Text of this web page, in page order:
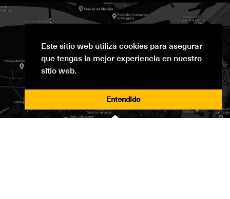
Este sitio web utiliza cookies para asegurar
que tengas la mejor experiencia en nuestro
sitio web.
Entendido